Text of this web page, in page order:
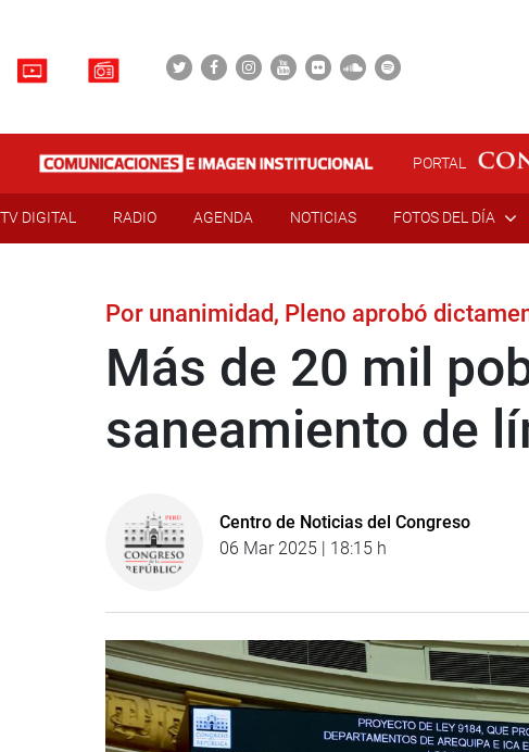
PORTAL
TV DIGITAL RADIO AGENDA NOTICIAS FOTOS DEL DÍA
Por unanimidad, Pleno aprobó
Más de 20 mil
saneamiento de
Centro de Noticias del Congreso
06 Mar 2025 | 18:15 h